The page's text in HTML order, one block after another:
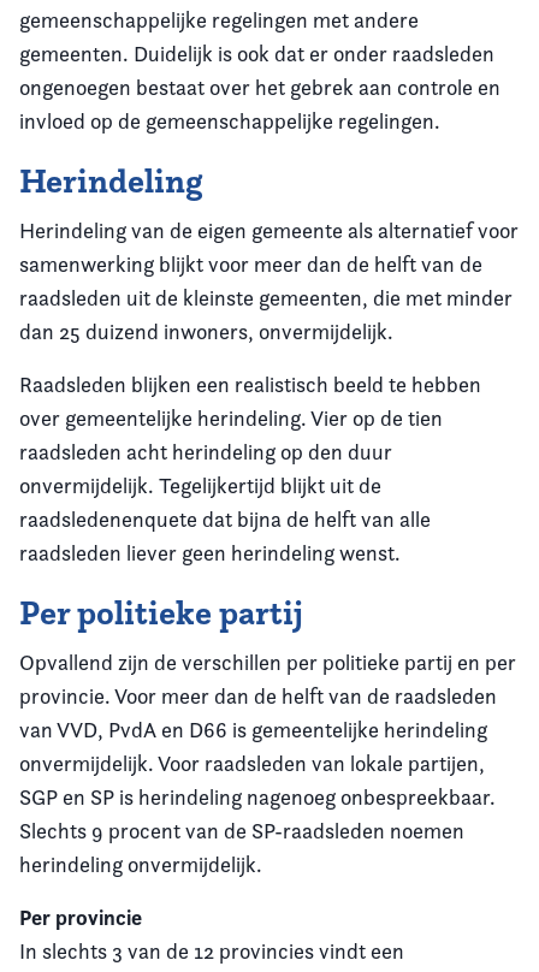
gemeenschappelijke regelingen met andere
gemeenten. Duidelijk is ook dat er onder raadsleden
ongenoegen bestaat over het gebrek aan controle en
invloed op de gemeenschappelijke regelingen.
Herindeling
Herindeling van de eigen gemeente als alternatief voor
samenwerking blijkt voor meer dan de helft van de
raadsleden uit de kleinste gemeenten, die met minder
dan 25 duizend inwoners, onvermijdelijk.
Raadsleden blijken een realistisch beeld te hebben
over gemeentelijke herindeling. Vier op de tien
raadsleden acht herindeling op den duur
onvermijdelijk. Tegelijkertijd blijkt uit de
raadsledenenquete dat bijna de helft van alle
raadsleden liever geen herindeling wenst.
Per politieke partij
Opvallend zijn de verschillen per politieke partij en per
provincie. Voor meer dan de helft van de raadsleden
van VVD, PvdA en D66 is gemeentelijke herindeling
onvermijdelijk. Voor raadsleden van lokale partijen,
SGP en SP is herindeling nagenoeg onbespreekbaar.
Slechts 9 procent van de SP-raadsleden noemen
herindeling onvermijdelijk.
Per provincie
In slechts 3 van de 12 provincies vindt een